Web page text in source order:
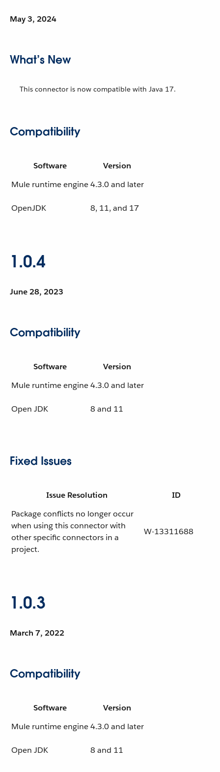
May 3, 2024
What’s New
This connector is now compatible with Java 17.
Compatibility
Software
Version
Mule runtime engine4.3.0 and later
OpenJDK 8, 11, and 17
1.0.4
June 28, 2023
Compatibility
Software
Version
Mule runtime engine4.3.0 and later
Open JDK 8 and 11
Fixed Issues
Issue Resolution
ID
Package conflicts no longer occur
when using this connector with
other specific connectors in a
project.
W-13311688
1.0.3
March 7, 2022
Compatibility
Software
Version
Mule runtime engine4.3.0 and later
Open JDK 8 and 11